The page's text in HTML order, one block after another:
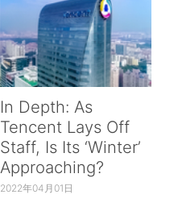
In Depth: As
Tencent Lays Off
Staff, Is Its ‘Winter’
Approaching?
2022年04月01日